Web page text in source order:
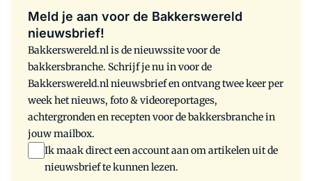
Meld je aan voor de Bakkerswereld
nieuwsbrief!
Bakkerswereld.nl is de nieuwssite voor de
bakkersbranche. Schrijf je nu in voor de
Bakkerswereld.nl nieuwsbrief en ontvang twee keer per
week het nieuws, foto & videoreportages,
achtergronden en recepten voor de bakkersbranche in
jouw mailbox.
Ik maak direct een account aan om artikelen uit de
nieuwsbrief te kunnen lezen.